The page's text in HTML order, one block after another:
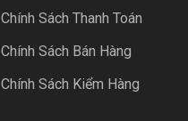
Chính Sách Thanh Toán
Chính Sách Bán Hàng
Chính Sách Kiểm Hàng